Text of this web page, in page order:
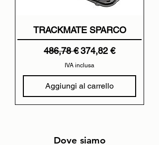
TRACKMATE SPARCO
Prezzo regolare
486,78 €Prezzo scontato
374,82 €
IVA inclusa
Aggiungi al carrello
Dove siamo